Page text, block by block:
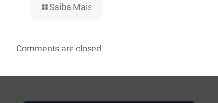
Saiba Mais
Comments are closed.